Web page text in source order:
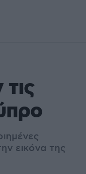
εικόνα της